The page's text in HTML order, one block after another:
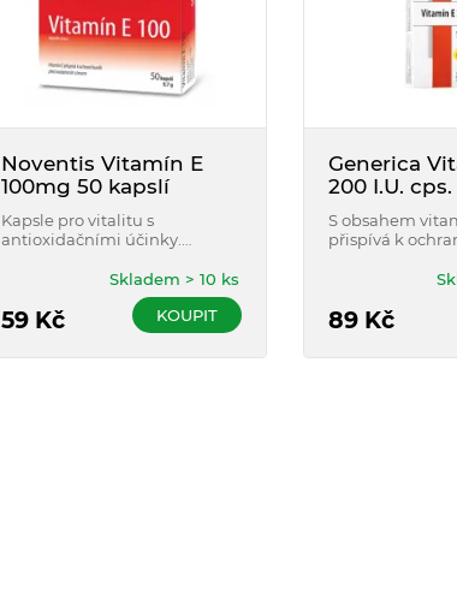
Noventis Vitamín E
100mg 50 kapslí
Kapsle pro vitalitu s
antioxidačními účinky.
buněk před oxidativním
59Kč
Skladem > 10 ks
KOUPIT
Generica
200 I.U.
S obsahem
přispívá k
89Kč